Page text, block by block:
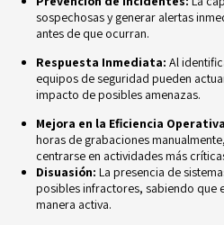
sospechosas ygenerar alertas
antes de que ocurran.
Respuesta Inmediata: Al
equipos deseguridad pueden
impacto de posibles amenazas.
Mejora en la Eficiencia
horas de grabaciones
centrarse en actividades más
Disuasión: La presencia de
posibles infractores, sabiendo que
manera activa.